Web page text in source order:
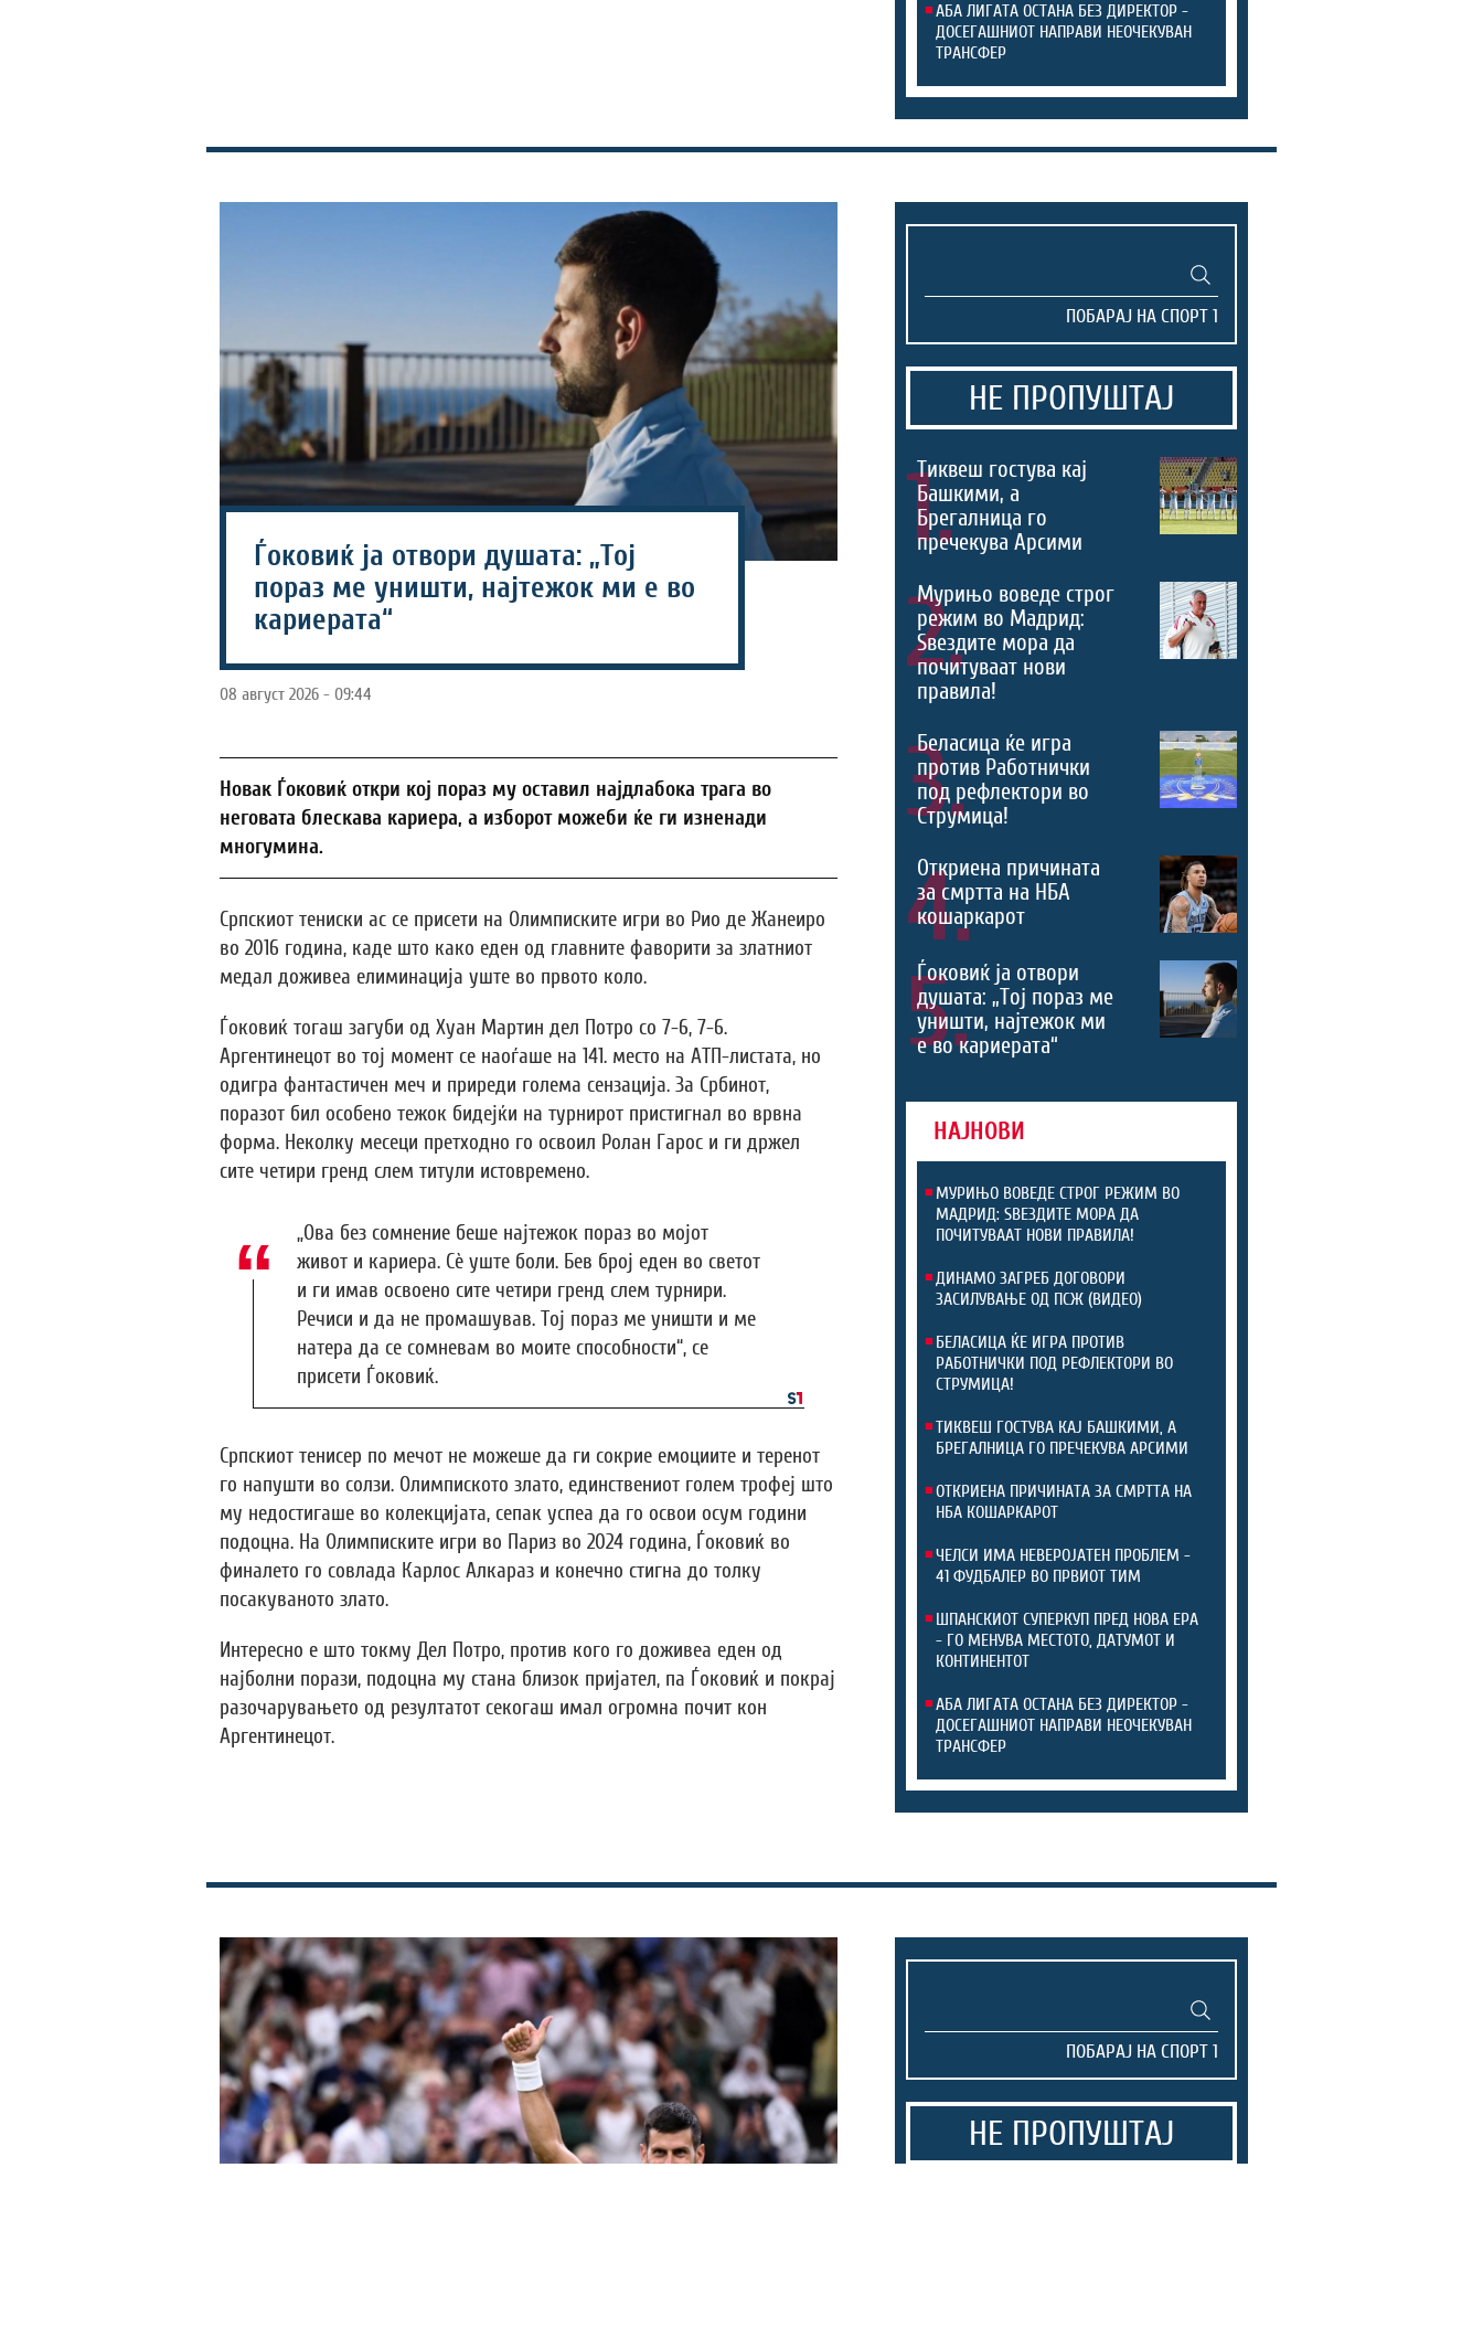
АБА ЛИГАТА ОСТАНА БЕЗ ДИРЕКТОР -
ДОСЕГАШНИОТ НАПРАВИ НЕОЧЕКУВАН
ТРАНСФЕР
Ѓоковиќ ја отвори душата: „Тој
пораз ме уништи, најтежок ми е во
кариерата“
08 август 2026 - 09:44
Новак Ѓоковиќ откри кој пораз му оставил најдлабока трага во
неговата блескава кариера, а изборот можеби ќе ги изненади
многумина.
Српскиот тениски ас се присети на Олимписките игри во Рио де Жанеиро
во 2016 година, каде што како еден од главните фаворити за златниот
медал доживеа елиминација уште во првото коло.
Ѓоковиќ тогаш загуби од Хуан Мартин дел Потро со 7-6, 7-6.
Аргентинецот во тој момент се наоѓаше на 141. место на АТП-листата, но
одигра фантастичен меч и приреди голема сензација. За Србинот,
поразот бил особено тежок бидејќи на турнирот пристигнал во врвна
форма. Неколку месеци претходно го освоил Ролан Гарос и ги држел
сите четири гренд слем титули истовремено.
„Ова без сомнение беше најтежок пораз во мојот
живот и кариера. Сè уште боли. Бев број еден во светот
и ги имав освоено сите четири гренд слем турнири.
Речиси и да не промашував. Тој пораз ме уништи и ме
натера да се сомневам во моите способности“, се
присети Ѓоковиќ.
Српскиот тенисер по мечот не можеше да ги сокрие емоциите и теренот
го напушти во солзи. Олимпиското злато, единствениот голем трофеј што
му недостигаше во колекцијата, сепак успеа да го освои осум години
подоцна. На Олимписките игри во Париз во 2024 година, Ѓоковиќ во
финалето го совлада Карлос Алкараз и конечно стигна до толку
посакуваното злато.
Интересно е што токму Дел Потро, против кого го доживеа еден од
најболни порази, подоцна му стана близок пријател, па Ѓоковиќ и покрај
разочарувањето од резултатот секогаш имал огромна почит кон
Аргентинецот.
НЕ ПРОПУШТАЈ
1.
Тиквеш гостува кај
Башкими, а
Брегалница го
пречекува Арсими
2.
Мурињо воведе строг
режим во Мадрид:
Ѕвездите мора да
почитуваат нови
правила!
3.
Беласица ќе игра
против Работнички
под рефлектори во
Струмица!
4.
Откриена причината
за смртта на НБА
кошаркарот
5.
Ѓоковиќ ја отвори
душата: „Тој пораз ме
уништи, најтежок ми
е во кариерата“
НАЈНОВИ
МУРИЊО ВОВЕДЕ СТРОГ РЕЖИМ ВО
МАДРИД: ЅВЕЗДИТЕ МОРА ДА
ПОЧИТУВААТ НОВИ ПРАВИЛА!
ДИНАМО ЗАГРЕБ ДОГОВОРИ
ЗАСИЛУВАЊЕ ОД ПСЖ (ВИДЕО)
БЕЛАСИЦА ЌЕ ИГРА ПРОТИВ
РАБОТНИЧКИ ПОД РЕФЛЕКТОРИ ВО
СТРУМИЦА!
ТИКВЕШ ГОСТУВА КАЈ БАШКИМИ, А
БРЕГАЛНИЦА ГО ПРЕЧЕКУВА АРСИМИ
ОТКРИЕНА ПРИЧИНАТА ЗА СМРТТА НА
НБА КОШАРКАРОТ
ЧЕЛСИ ИМА НЕВЕРОЈАТЕН ПРОБЛЕМ -
41 ФУДБАЛЕР ВО ПРВИОТ ТИМ
ШПАНСКИОТ СУПЕРКУП ПРЕД НОВА ЕРА
- ГО МЕНУВА МЕСТОТО, ДАТУМОТ И
КОНТИНЕНТОТ
АБА ЛИГАТА ОСТАНА БЕЗ ДИРЕКТОР -
ДОСЕГАШНИОТ НАПРАВИ НЕОЧЕКУВАН
ТРАНСФЕР
НЕ ПРОПУШТАЈ